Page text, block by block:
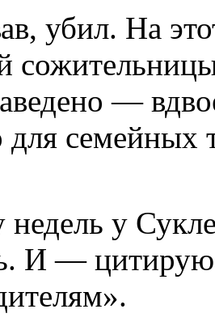
убил. На
—
семейных
недель у
И —